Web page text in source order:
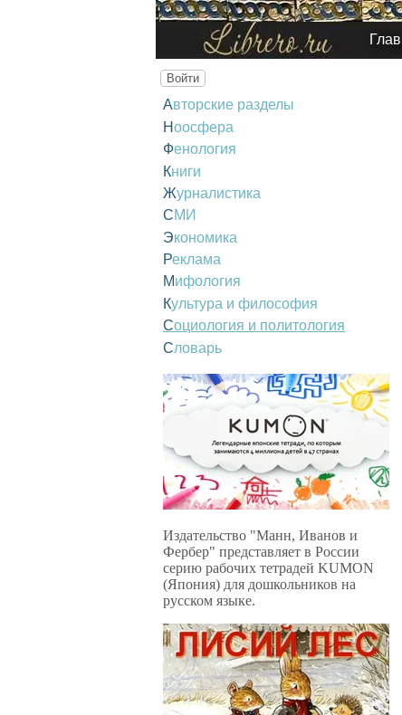
Войти
Авторские разделы
Ноосфера
Фенология
Книги
Журналистика
СМИ
Экономика
Реклама
Мифология
Культура и философия
Социология и политология
Словарь
Издательство "Манн, Иванов и
Фербер" представляет в России
серию рабочих тетрадей KUMON
(Япония) для дошкольников на
русском языке.